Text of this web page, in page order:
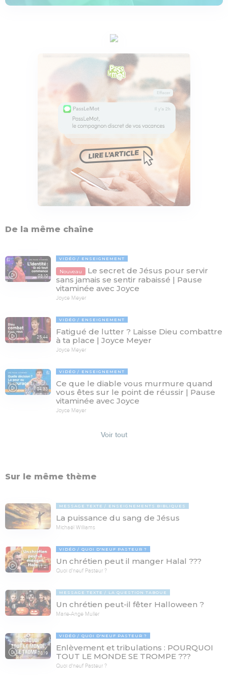
De la même chaîne
03:10
VIDÉO ENSEIGNEMENT
Nouveau
Le secret de Jésus pour servir
sans jamais se sentir rabaissé | Pause
vitaminée avec Joyce
Joyce Meyer
25:44
VIDÉO ENSEIGNEMENT
Fatigué de lutter ? Laisse Dieu combattre
à ta place | Joyce Meyer
Joyce Meyer
04:33
VIDÉO ENSEIGNEMENT
Ce que le diable vous murmure quand
vous êtes sur le point de réussir | Pause
vitaminée avec Joyce
Joyce Meyer
Voir tout
Sur le même thème
MESSAGE TEXTE ENSEIGNEMENTS BIBLIQUES
La puissance du sang de Jésus
Michaël Williams
17:21
VIDÉO QUOI D'NEUF PASTEUR ?
Un chrétien peut il manger Halal ???
Quoi d'neuf Pasteur ?
MESSAGE TEXTE LA QUESTION TABOUE
Un chrétien peut-il fêter Halloween ?
Marie-Ange Muller
78:19
VIDÉO QUOI D'NEUF PASTEUR ?
Enlèvement et tribulations : POURQUOI
TOUT LE MONDE SE TROMPE ???
Quoi d'neuf Pasteur ?